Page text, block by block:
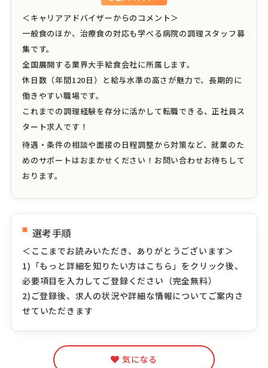
＜キャリアアドバイザーからのコメント＞
一般食のほか、治療食の対応も学べる病院の調理スタッフ募
集です。
全国展開する業界大手給食会社に所属します。
休日数（年間120日）と給与水準の高さが魅力で、長期的に
働きやすい職場です。
これまでの調理経験を存分に活かして転職できる、正社員ス
タート求人です！
待遇・条件の相談や面接の日程調整から対策など、就業のた
めのサポートはおまかせください！お問い合わせお待ちして
おります。
選考手順
＜ここまでお読みいただき、ありがとうございます＞
1)「もっと詳細を知りたい方はこちら」をクリック後、
必要項目を入力してご登録ください（完全無料）
2)ご登録後、求人の状況や詳細な情報についてご案内さ
せていただきます
気になる